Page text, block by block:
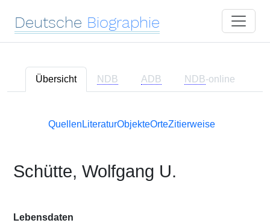
Deutsche Biographie
Übersicht NDB ADB NDB-online
Quellen LiteraturObjekteOrteZitierweise
Schütte, Wolfgang U.
Lebensdaten